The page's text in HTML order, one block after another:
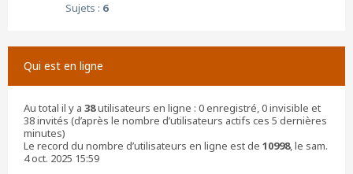
Sujets : 6
Qui est en ligne
Au total il y a 38utilisateurs en ligne : 0 enregistré, 0 invisible et
38 invités (d’après le nombre d’utilisateurs actifs ces 5 dernières
minutes)
Le record du nombre d’utilisateurs en ligne est de 10998, le sam.
4 oct. 2025 15:59